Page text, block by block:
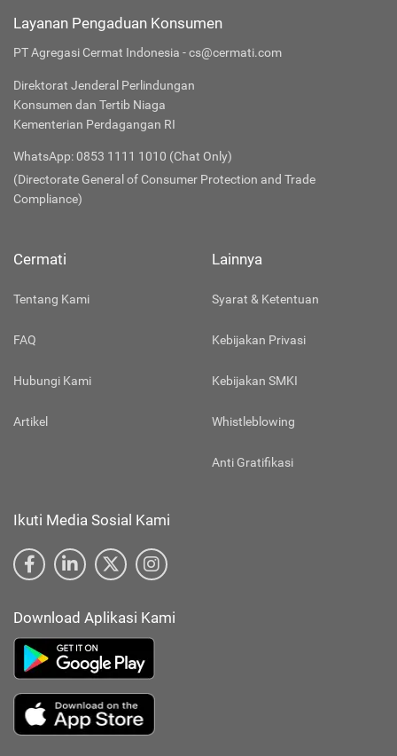
Layanan Pengaduan Konsumen
PT Agregasi Cermat Indonesia - cs@cermati.com
Direktorat Jenderal Perlindungan
Konsumen dan Tertib Niaga
Kementerian Perdagangan RI
WhatsApp: 0853 1111 1010 (Chat Only)
(Directorate General of Consumer Protection and Trade
Compliance)
Cermati
Tentang Kami
FAQ
Hubungi Kami
Artikel
Lainnya
Syarat & Ketentuan
Kebijakan Privasi
Kebijakan SMKI
Whistleblowing
Anti Gratifikasi
Ikuti Media Sosial Kami
Download Aplikasi Kami